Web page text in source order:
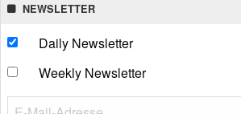
NEWSLETTER
Daily Newsletter
Weekly Newsletter